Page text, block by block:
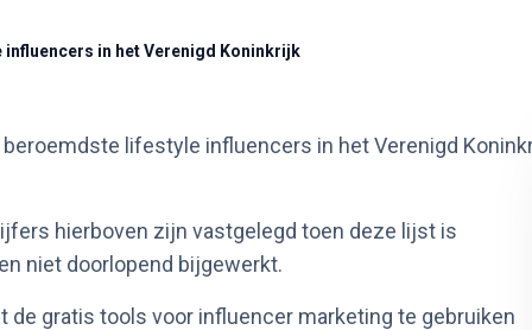
influencers in het Verenigd Koninkrijk
lifestyle influencers in het Verenigd
hierboven zijn vastgelegd toen deze lijst is
niet doorlopend bijgewerkt.
de gratis tools voor influencer marketing te gebruiken